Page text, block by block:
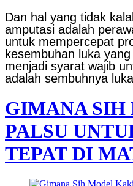
Dan hal yang tidak
amputasi adalah
untuk mempercepat
kesembuhan luka
menjadi syarat wajib
adalah sembuhnya
GIMANA
PALSU
TEPAT DI